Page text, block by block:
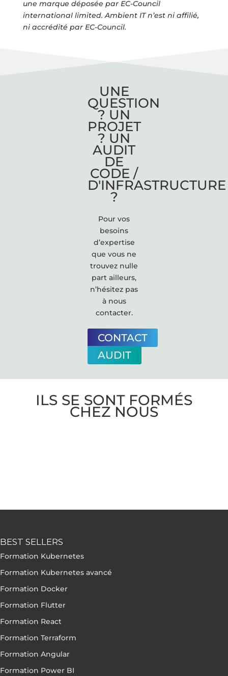
une marque déposée par EC-Council
international limited. Ambient IT n’est ni affilié,
ni accrédité par EC-Council.
UNE
QUESTION
? UN
PROJET
? UN
AUDIT
DE
CODE /
D'INFRASTRUCTURE
?
Pour vos
besoins
d’expertise
que vous ne
trouvez nulle
part ailleurs,
n’hésitez pas
à nous
contacter.
CONTACT
AUDIT
ILS SE SONT FORMÉS
CHEZ NOUS
BEST SELLERS
Formation Kubernetes
Formation Kubernetes avancé
Formation Docker
Formation Flutter
Formation React
Formation Terraform
Formation Angular
Formation Power BI